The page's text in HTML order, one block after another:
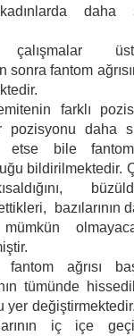
daha
sonra fantom
farklı
daha
etse bile fantom
bildirilmektedir.
bazılarının
ağrısı
tümünde
yer
iç içe